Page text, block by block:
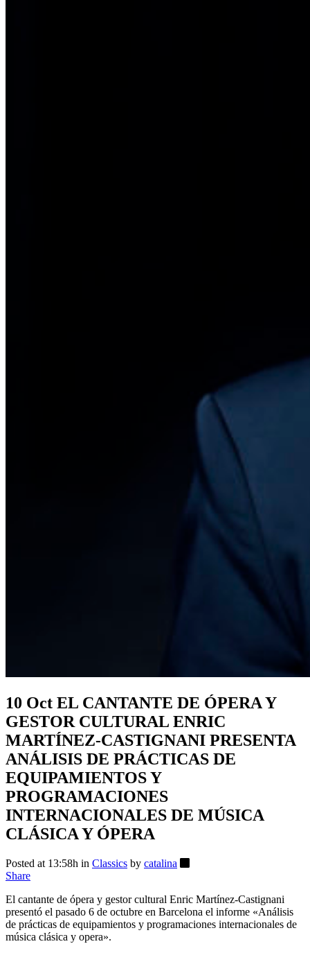
10 Oct EL CANTANTE DE ÓPERA Y
GESTOR CULTURAL ENRIC
MARTÍNEZ-CASTIGNANI PRESENTA
ANÁLISIS DE PRÁCTICAS DE
EQUIPAMIENTOS Y
PROGRAMACIONES
INTERNACIONALES DE MÚSICA
CLÁSICA Y ÓPERA
Posted at 13:58h in Classics by catalina
Share
El cantante de ópera y gestor cultural Enric Martínez-Castignani
presentó el pasado 6 de octubre en Barcelona el informe «Análisis
de prácticas de equipamientos y programaciones internacionales de
música clásica y opera».